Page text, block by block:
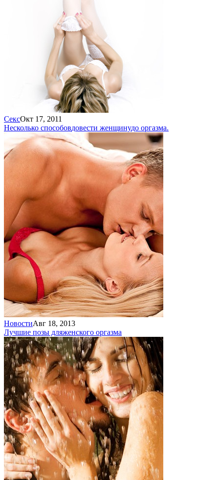
СексОкт 17, 2011
Несколько способовдовести женщинудо оргазма.
НовостиАвг 18, 2013
Лучшие позы дляженского оргазма